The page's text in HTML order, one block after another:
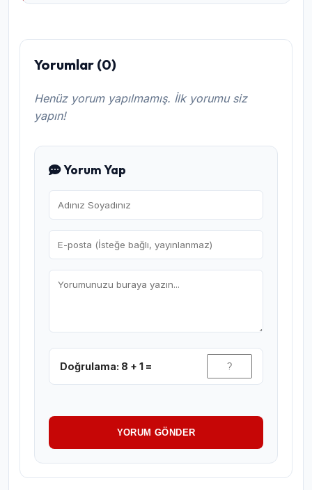
Yorumlar (0)
Henüz yorum yapılmamış. İlk yorumu siz
yapın!
Yorum Yap
Doğrulama: 8 + 1 =
YORUM GÖNDER